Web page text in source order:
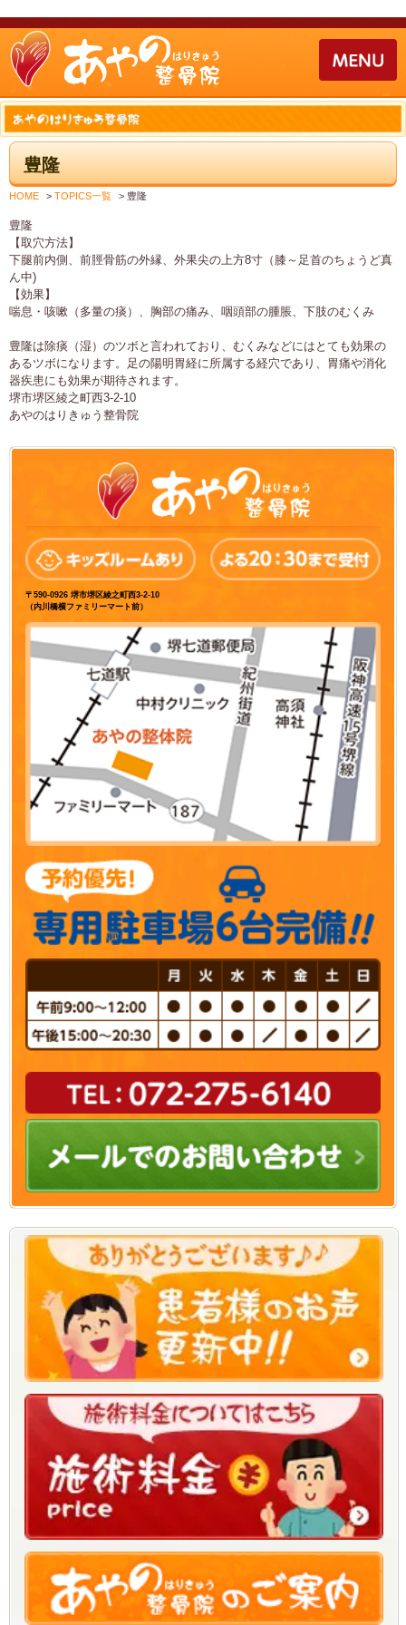
豊隆
HOME > TOPICS一覧 > 豊隆
豊隆
【取穴方法】
下腿前内側、前脛骨筋の外縁、外果尖の上方8寸（膝～足首のちょうど真
ん中)
【効果】
喘息・咳嗽（多量の痰）、胸部の痛み、咽頭部の腫脹、下肢のむくみ
豊隆は除痰（湿）のツボと言われており、むくみなどにはとても効果の
あるツボになります。足の陽明胃経に所属する経穴であり、胃痛や消化
器疾患にも効果が期待されます。
堺市堺区綾之町西3-2-10
あやのはりきゅう整骨院
〒590-0926 堺市堺区綾之町西3-2-10
（内川橋横ファミリーマート前）